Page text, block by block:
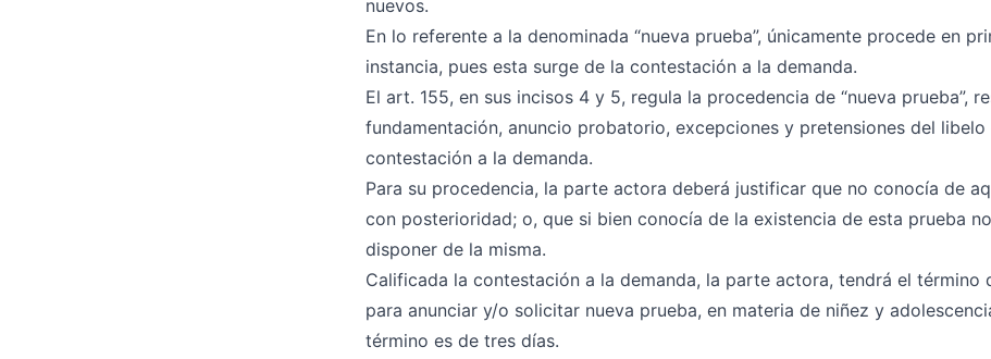
nuevos.
En lo referente a la denominada “nueva prueba”, únicamente procede en
instancia, pues esta surge de la contestación a la demanda.
El art. 155, en sus incisos 4 y 5, regula la procedencia de “nueva prueba”,
fundamentación, anuncio probatorio, excepciones y pretensiones del libelo
contestación a la demanda.
Para su procedencia, la parte actora deberá justificar que no conocía de
con posterioridad; o, que si bien conocía de la existencia de esta prueba
disponer de la misma.
Calificada la contestación a la demanda, la parte actora, tendrá el término
para anunciar y/o solicitar nueva prueba, en materia de niñez y
término es de tres días.